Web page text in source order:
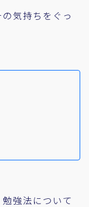
気持ちをぐっ
強法について